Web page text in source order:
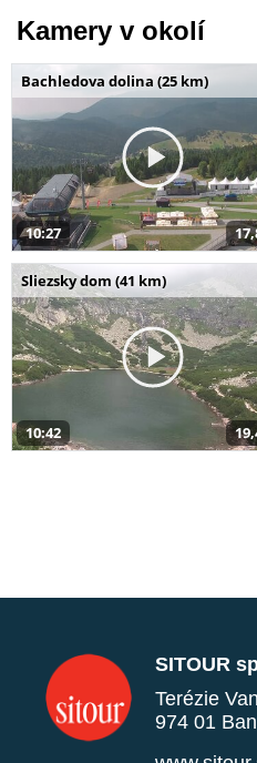
Kamery v okolí
Bachledova dolina (25 km)
10:27
Sliezsky dom (41 km)
10:42
SITOUR
Terézie
974 01